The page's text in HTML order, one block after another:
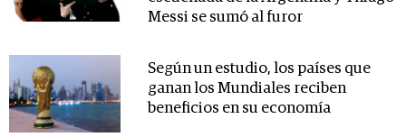
Messi se sumó al furor
Según un estudio, los países que
ganan los Mundiales reciben
beneficios en su economía